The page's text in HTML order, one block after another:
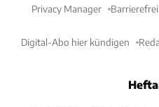
Privacy Manager
Digital-Abo hier kündigen